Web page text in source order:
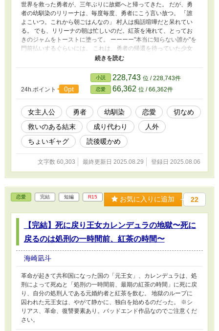
世界を救った勇者が、三年ぶりに故郷へと帰ってきた。 だが、勇
者の幼馴染のリリーナは、毎度毎度、勇者にこう言い放つ。 「誰
よこいつ。これから朝ごはんなの」 村人は痴話喧嘩だと呆れてい
る。 でも、リリーナの朝は忙しいのだ。紅茶を淹れて、とってお
きのジャムをトーストに塗って。 ーーーー"本当に知らない誰か"を
門前払いするぐらいには。 これは、勇者の帰還を待っていた少女
と、 彼女のもとへ帰ってきた『勇者を名乗る何者か』の物語。少
24h.ポイント 0pt
小説 228,743 位 / 228,743件
恋愛 66,362 位 / 66,362件
女主人公 勇者 幼馴染 恋愛
切なめ
救いのある結末
成り代わり
人外
ちょいギャグ
読後暖かめ
文字数 60,303 最終更新日 2025.08.29 登録日 2025.08.06
恋愛 完結 短編 R15 お気に入りに追加 22
【完結】死に戻り王女カレンデュラの地獄〜死に
戻るのは処刑の一時間前、紅茶の時間〜
海崎凪斗
革命が起きて共和国になった国の「元王女」、カレンデュラは、処
刑によって死ぬと「処刑の一時間前、最期の紅茶の時間」に死に戻
り、自分の処刑人である元婚約者と紅茶を飲む。 地獄のループに
囚われた元王女は、やがて静かに、独白を始めるのだった。 ※シ
リアス、革命、復讐要素あり。バッドエンド作品なのでご注意くだ
さい。